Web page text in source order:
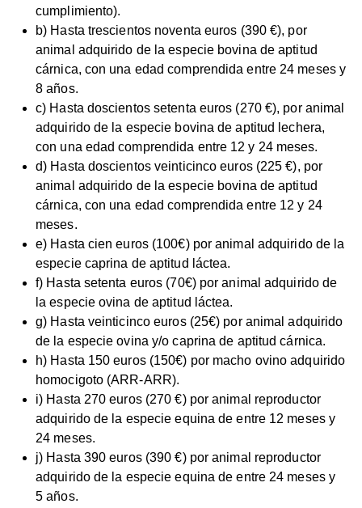
cumplimiento).
b) Hasta trescientos noventa euros (390 €), por
animal adquirido de la especie bovina de aptitud
cárnica, con una edad comprendida entre 24 meses y
8 años.
c) Hasta doscientos setenta euros (270 €), por animal
adquirido de la especie bovina de aptitud lechera,
con una edad comprendida entre 12 y 24 meses.
d) Hasta doscientos veinticinco euros (225 €), por
animal adquirido de la especie bovina de aptitud
cárnica, con una edad comprendida entre 12 y 24
meses.
e) Hasta cien euros (100€) por animal adquirido de la
especie caprina de aptitud láctea.
f) Hasta setenta euros (70€) por animal adquirido de
la especie ovina de aptitud láctea.
g) Hasta veinticinco euros (25€) por animal adquirido
de la especie ovina y/o caprina de aptitud cárnica.
h) Hasta 150 euros (150€) por macho ovino adquirido
homocigoto (ARR-ARR).
i) Hasta 270 euros (270 €) por animal reproductor
adquirido de la especie equina de entre 12 meses y
24 meses.
j) Hasta 390 euros (390 €) por animal reproductor
adquirido de la especie equina de entre 24 meses y
5 años.